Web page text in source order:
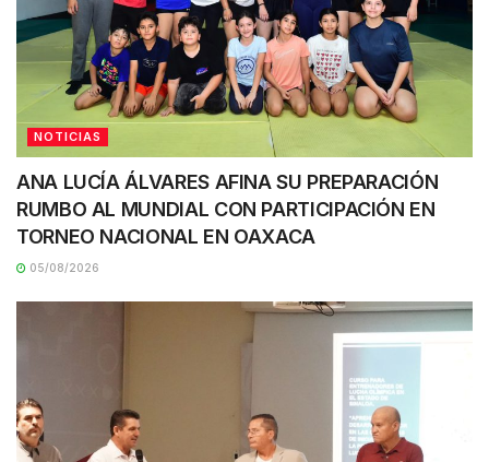
NOTICIAS
ANA LUCÍA ÁLVARES AFINA SU PREPARACIÓN
RUMBO AL MUNDIAL CON PARTICIPACIÓN EN
TORNEO NACIONAL EN OAXACA
05/08/2026